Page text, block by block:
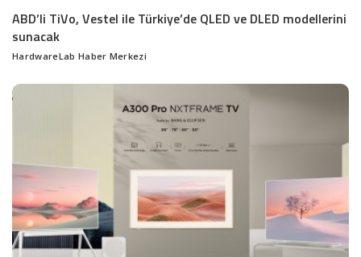
ABD’li TiVo, Vestel ile Türkiye’de QLED ve DLED modellerini
sunacak
Posted
HardwareLab Haber Merkezi